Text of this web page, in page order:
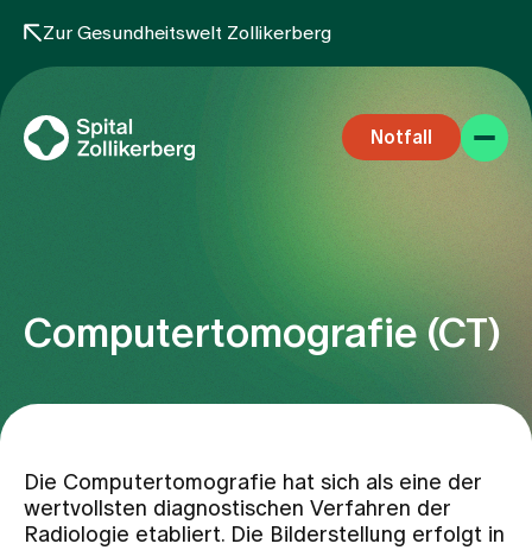
Zur Gesundheitswelt Zollikerberg
Notfall
Fachbereiche
Team
Computertomografie (CT)
Die Computertomografie hat sich als eine der
wertvollsten diagnostischen Verfahren der
Radiologie etabliert. Die Bilderstellung erfolgt in